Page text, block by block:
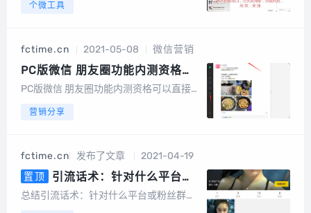
哨，能做好基本功能，能真正体现它的价
同时登录多个账号，高频词话术编辑分
类，一...
个微工具
fctime.cn 2021-05-08 微信营销
PC版微信 朋友圈功能内测资格你
更新了吗？
PC版微信 朋友圈功能内测资格可以直接
（5.3号更新）下载地址：https://wwi.lan
营销分享
fctime.cn 发布了文章
2021-04-19
置顶
引流话术：针对什么平台或
粉丝群体合理运用引流话术更容易
总结引流话术：针对什么平台或粉丝群体